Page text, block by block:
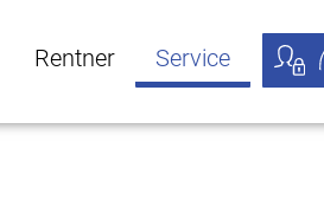
Rentner Service